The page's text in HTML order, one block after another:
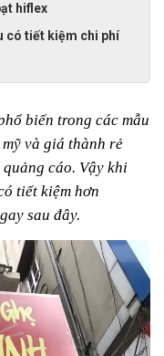
hiflex
có tiết kiệm chi phí
biến trong các mẫu
và giá thành rẻ
cáo. Vậy khi
tiết kiệm hơn
sau đây.